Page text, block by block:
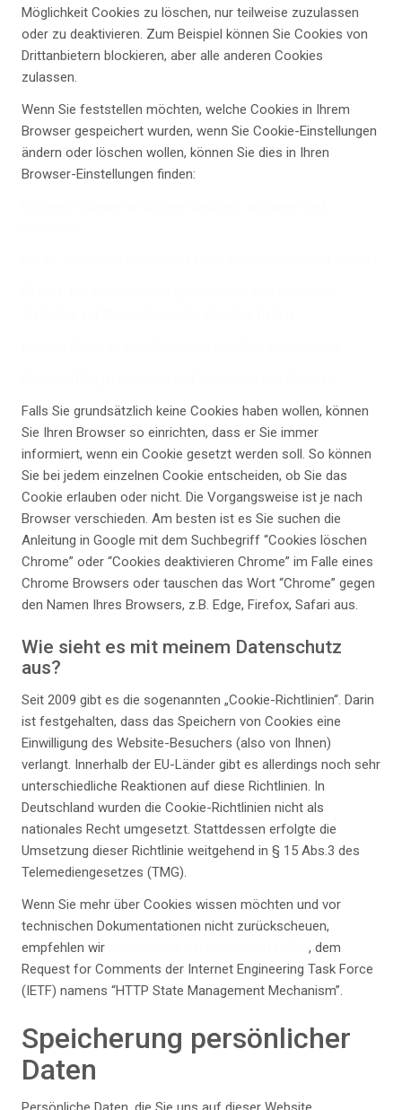
Möglichkeit Cookies zu löschen, nur teilweise zuzulassen
oder zu deaktivieren. Zum Beispiel können Sie Cookies von
Drittanbietern blockieren, aber alle anderen Cookies
zulassen.
Wenn Sie feststellen möchten, welche Cookies in Ihrem
Browser gespeichert wurden, wenn Sie Cookie-Einstellungen
ändern oder löschen wollen, können Sie dies in Ihren
Browser-Einstellungen finden:
Falls Sie grundsätzlich keine Cookies haben wollen, können
Sie Ihren Browser so einrichten, dass er Sie immer
informiert, wenn ein Cookie gesetzt werden soll. So können
Sie bei jedem einzelnen Cookie entscheiden, ob Sie das
Cookie erlauben oder nicht. Die Vorgangsweise ist je nach
Browser verschieden. Am besten ist es Sie suchen die
Anleitung in Google mit dem Suchbegriff “Cookies löschen
Chrome” oder “Cookies deaktivieren Chrome” im Falle eines
Chrome Browsers oder tauschen das Wort “Chrome” gegen
den Namen Ihres Browsers, z.B. Edge, Firefox, Safari aus.
Wie sieht es mit meinem Datenschutz
aus?
Seit 2009 gibt es die sogenannten „Cookie-Richtlinien“. Darin
ist festgehalten, dass das Speichern von Cookies eine
Einwilligung des Website-Besuchers (also von Ihnen)
verlangt. Innerhalb der EU-Länder gibt es allerdings noch sehr
unterschiedliche Reaktionen auf diese Richtlinien. In
Deutschland wurden die Cookie-Richtlinien nicht als
nationales Recht umgesetzt. Stattdessen erfolgte die
Umsetzung dieser Richtlinie weitgehend in § 15 Abs.3 des
Telemediengesetzes (TMG).
Wenn Sie mehr über Cookies wissen möchten und vor
technischen Dokumentationen nicht zurückscheuen,
empfehlen wir
, dem
Request for Comments der Internet Engineering Task Force
(IETF) namens “HTTP State Management Mechanism”.
Speicherung persönlicher
Daten